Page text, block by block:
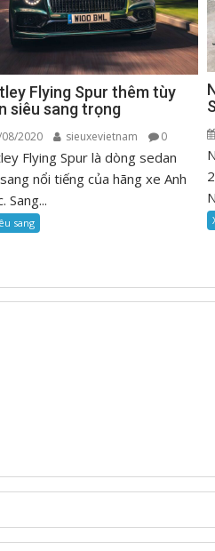
Flying Spur thêm tùy
siêu sang trọng
2020 sieuxevietnam 0
Flying Spur là dòng sedan
nổi tiếng của hãng xe Anh
Sang...
sang